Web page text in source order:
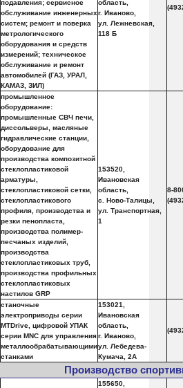
подавления; сервисное
обслуживание инженерных
систем; ремонт и поверка
метрологического
оборудования и средств
измерений; техническое
обслуживание и ремонт
автомобилей (ГАЗ, УРАЛ,
КАМАЗ, ЗИЛ)
область,
г. Иваново,
ул. Лежневская,
118 Б
промышленное
оборудование:
промышленные СВЧ печи,
диссольверы, масляные
гидравлические станции,
оборудование для
производства композитной
стеклопластиковой
арматуры,
стеклопластиковой сетки,
стеклопластикового
профиля, производства и
резки пенопласта,
производства полимер-
песчаных изделий,
производства
стеклопластиковых труб,
производства профильных
стеклопластиковых
настилов GRP
153520,
Ивановская
область,
с. Ново-Талицы,
ул. Транспортная,
1
8-
станочные
электроприводы серии
MTDrive, цифровой УПАК
серии MNC для управления
металлообрабатывающими
станками
153021,
Ивановская
область,
г. Иваново,
ул. Лебедева-
Кумача, 2А
Производство
155650,